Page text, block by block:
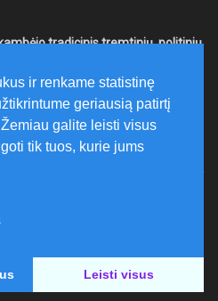
tradicinis tremtinių, politinių
ir renkame statistinę
geriausią patirtį
galite leisti visus
tik tuos, kurie jums
Leisti visus